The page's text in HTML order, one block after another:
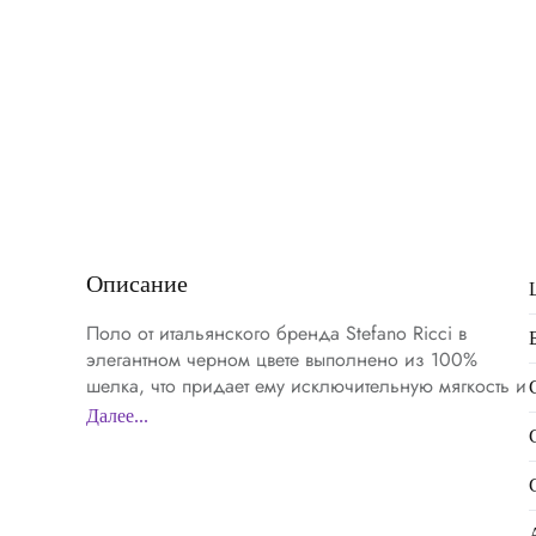
Описание
Поло от итальянского бренда Stefano Ricci в
элегантном черном цвете выполнено из 100%
шелка, что придает ему исключительную мягкость и
роскошный блеск. Шелк обладает уникальными
Далее...